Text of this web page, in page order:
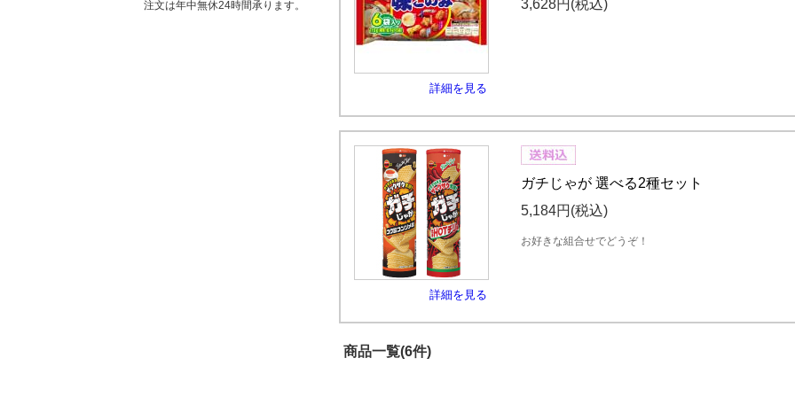
注文は年中無休24時間承ります。
詳細を見る
3,628円 (税込)
詳細を見る
ガチじゃが 選べる2種セット
5,184円 (税込)
お好きな組合せでどうぞ！
商品一覧(6件)